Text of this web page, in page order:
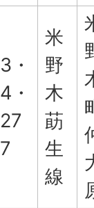
3・
4・
27
7
米
野
木
莇
生
線